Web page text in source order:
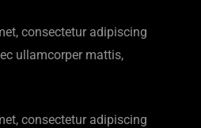
consectetur adipiscing
ullamcorper mattis,
consectetur adipiscing